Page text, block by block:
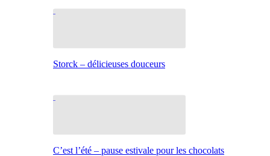
Storck – délicieuses douceurs
C’est l’été – pause estivale pour les chocolats